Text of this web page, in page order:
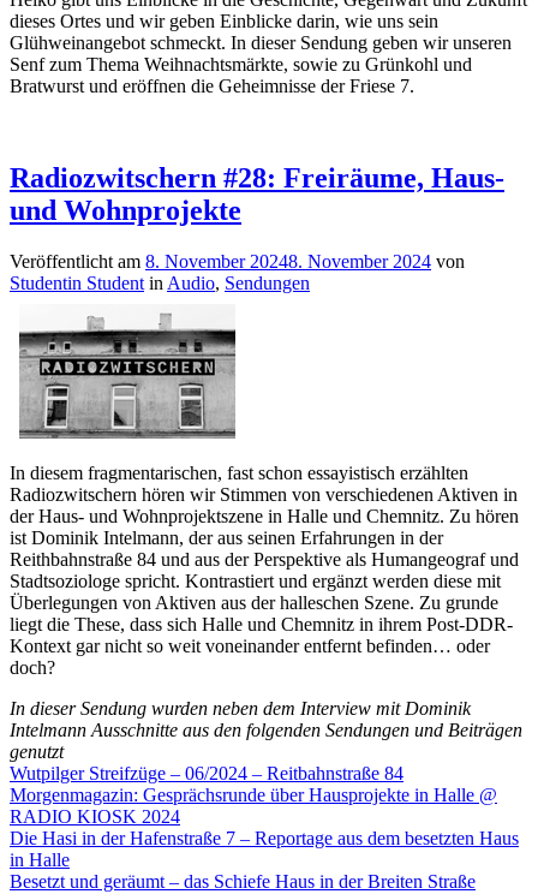
dieses Ortes und wir geben Einblicke darin, wie uns sein
Glühweinangebot schmeckt. In dieser Sendung geben wir unseren
Senf zum Thema Weihnachtsmärkte, sowie zu Grünkohl und
Bratwurst und eröffnen die Geheimnisse der Friese 7.
Radiozwitschern #28: Freiräume, Haus-
und Wohnprojekte
Veröffentlicht am 8. November 20248. November 2024 von
Studentin Student in Audio, Sendungen
In diesem fragmentarischen, fast schon essayistisch erzählten
Radiozwitschern hören wir Stimmen von verschiedenen Aktiven in
der Haus- und Wohnprojektszene in Halle und Chemnitz. Zu hören
ist Dominik Intelmann, der aus seinen Erfahrungen in der
Reithbahnstraße 84 und aus der Perspektive als Humangeograf und
Stadtsoziologe spricht. Kontrastiert und ergänzt werden diese mit
Überlegungen von Aktiven aus der halleschen Szene. Zu grunde
liegt die These, dass sich Halle und Chemnitz in ihrem Post-DDR-
Kontext gar nicht so weit voneinander entfernt befinden… oder
doch?
In dieser Sendung wurden neben dem Interview mit Dominik
Intelmann Ausschnitte aus den folgenden Sendungen und Beiträgen
genutzt
Wutpilger Streifzüge – 06/2024 – Reitbahnstraße 84
Morgenmagazin: Gesprächsrunde über Hausprojekte in Halle @
RADIO KIOSK 2024
Die Hasi in der Hafenstraße 7 – Reportage aus dem besetzten Haus
in Halle
Besetzt und geräumt – das Schiefe Haus in der Breiten Straße